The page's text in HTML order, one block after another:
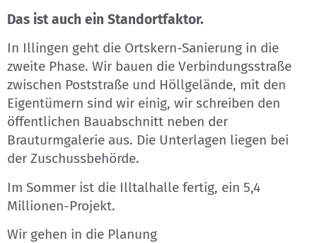
Das ist auch ein Standortfaktor.
In Illingen geht die Ortskern-Sanierung in die
zweite Phase. Wir bauen die Verbindungsstraße
zwischen Poststraße und Höllgelände, mit den
Eigentümern sind wir einig, wir schreiben den
öffentlichen Bauabschnitt neben der
Brauturmgalerie aus. Die Unterlagen liegen bei
der Zuschussbehörde.
Im Sommer ist die Illtalhalle fertig, ein 5,4
Millionen-Projekt.
Wir gehen in die Planung